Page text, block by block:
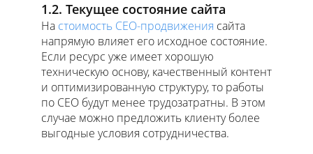
1.2. Текущее состояние сайта
На стоимость СЕО-продвижения сайта
напрямую влияет его исходное состояние.
Если ресурс уже имеет хорошую
техническую основу, качественный контент
и оптимизированную структуру, то работы
по СЕО будут менее трудозатратны. В этом
случае можно предложить клиенту более
выгодные условия сотрудничества.